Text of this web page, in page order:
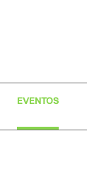
EVENTOS